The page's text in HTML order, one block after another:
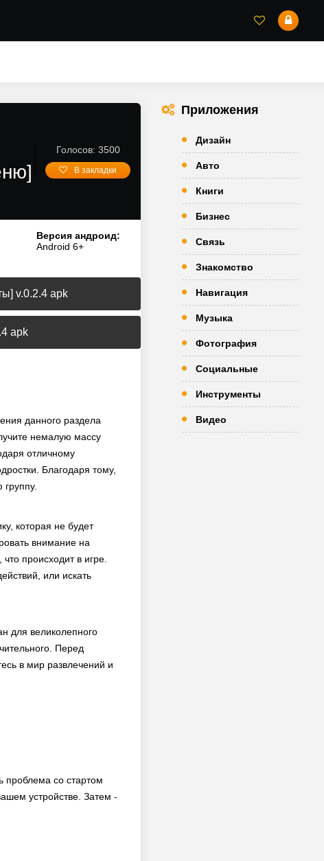
Голосов: 3500
В закладки
Версия андроид:
Android 6+
v.0.2.4 apk
apk
данного раздела
немалую массу
отличному
Благодаря тому,
которая не будет
внимание на
происходит в игре.
или искать
для великолепного
Перед
в мир развлечений и
проблема со стартом
устройстве. Затем -
Приложения
Дизайн
Авто
Книги
Бизнес
Связь
Знакомство
Навигация
Музыка
Фотография
Социальные
Инструменты
Видео